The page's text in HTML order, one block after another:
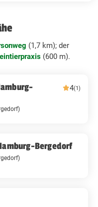
(1,7 km); der
(600 m).
4(1)
Bergedorf